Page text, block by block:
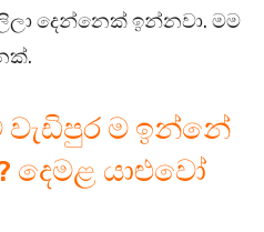
දෙන්නෙක් ඉන්නවා. මම
ම ඉන්නේ
දෙමළ යාළුවෝ